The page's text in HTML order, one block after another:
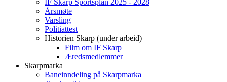
IF Skarp Sportsplan 2025 - 2028
Årsmøte
Varsling
Politiattest
Historien Skarp (under arbeid)
Film om IF Skarp
Æredsmedlemmer
Skarpmarka
Baneinndeling på Skarpmarka